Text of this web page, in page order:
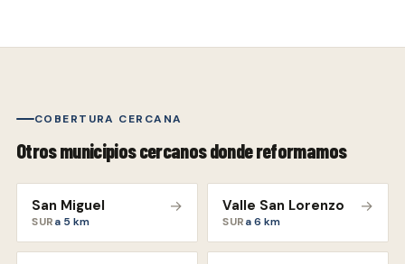
COBERTURA CERCANA
Otros municipios cercanos donde reformamos
San Miguel
SURa 5 km
→ Valle San Lorenzo
SURa6 km
→